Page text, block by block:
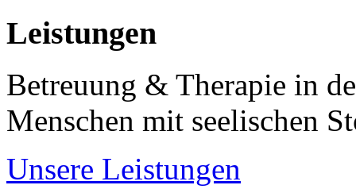
Leistungen
Betreuung & Therapie in
Menschen mit seelischen
Unsere Leistungen